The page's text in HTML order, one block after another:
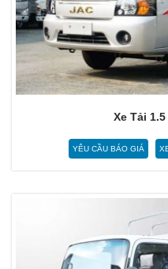
Xe Tải
YÊU CẦU BÁO GIÁ